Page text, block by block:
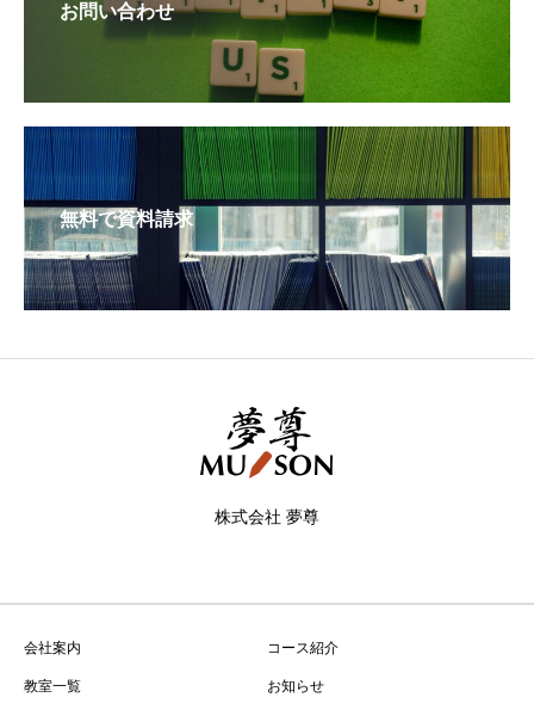
お問い合わせ
無料で資料請求
株式会社 夢尊
会社案内
コース紹介
教室一覧
お知らせ